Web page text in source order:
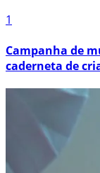
1
Campanha de
caderneta de